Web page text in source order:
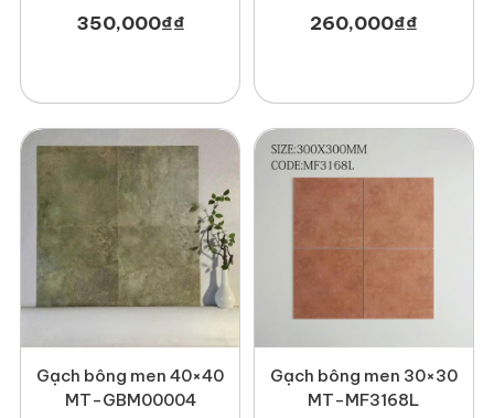
M3314
350,000₫₫ 260,000₫₫
Gạch bông men 40×40
MT-GBM00004
Gạch bông men 30×30
MT-MF3168L